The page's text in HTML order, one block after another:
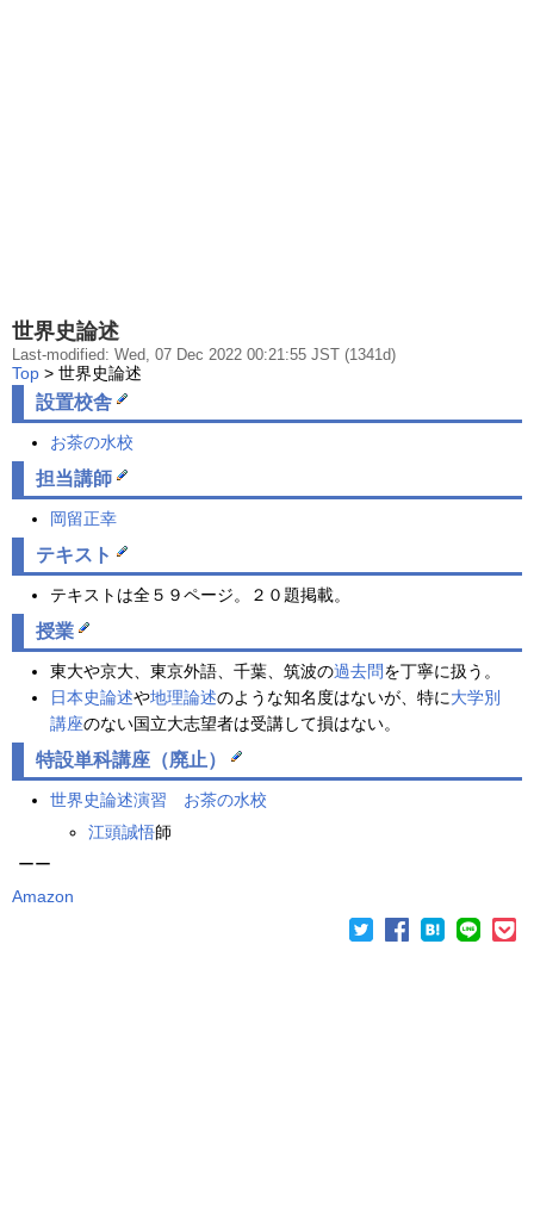
世界史論述
Last-modified: Wed, 07 Dec 2022 00:21:55 JST (1341d)
Top > 世界史論述
設置校舎
お茶の水校
担当講師
岡留正幸
テキスト
テキストは全５９ページ。２０題掲載。
授業
東大や京大、東京外語、千葉、筑波の過去問を丁寧に扱う。
日本史論述や地理論述のような知名度はないが、特に大学別
講座のない国立大志望者は受講して損はない。
特設単科講座（廃止）
世界史論述演習
お茶の水校
江頭誠悟師
ーー
Amazon